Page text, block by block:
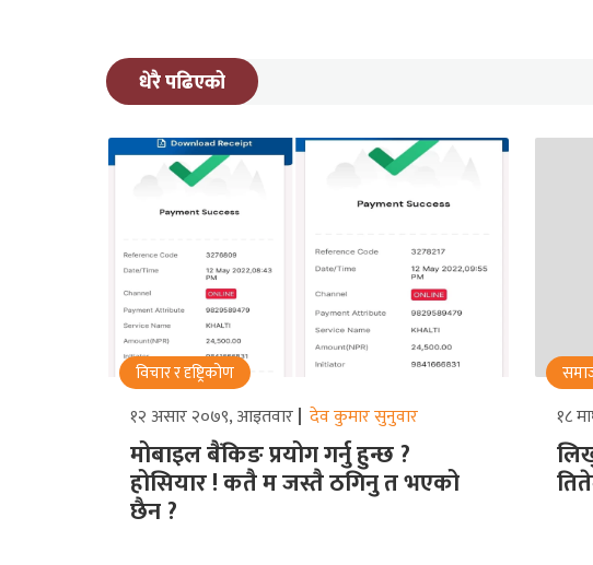
धेरै पढिएको
विचार र दृष्ट्रिकोण
१२ असार २०७९, आइतवार देव कुमार सुनुवार
मोबाइल बैंकिङ प्रयोग गर्नु हुन्छ ?
होसियार ! कतै म जस्तै ठगिनु त भएको
छैन ?
१८